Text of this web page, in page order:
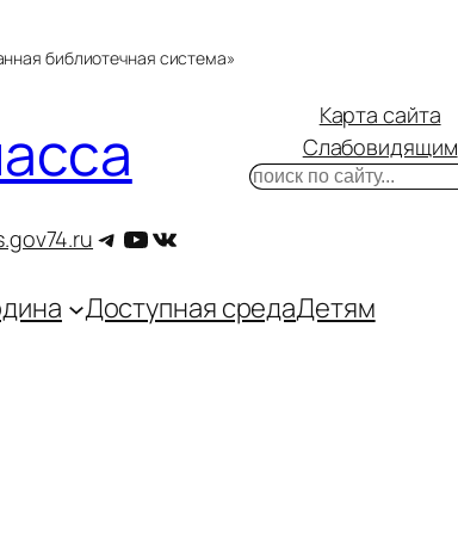
библиотечная система»
Telegram
YouTube
ВКонтакте
Карта сайта
Слабовидящим
Поиск
Доступная средаДетям